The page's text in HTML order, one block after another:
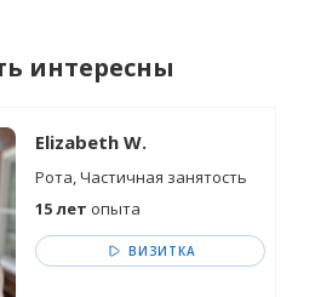
интересны
Elizabeth W.
Рота, Частичная занятость
15 лет опыта
ВИЗИТКА